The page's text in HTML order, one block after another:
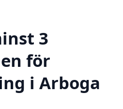
3
för
i Arboga